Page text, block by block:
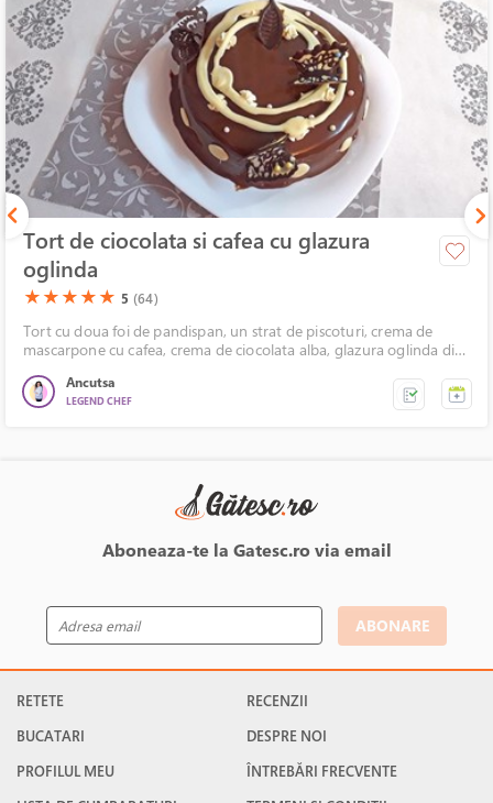
Tort de ciocolata si cafea cu glazura
oglinda
(*)
★(*)
★(*)
★(*)
★(*)
★ 5 (64)
Tort cu doua foi de pandispan, un strat de piscoturi, crema de
mascarpone cu cafea, crema de ciocolata alba, glazura oglinda din
Ancutsa
LEGEND CHEF
Aboneaza-te la Gatesc.ro via email
ABONARE
RETETE
BUCATARI
PROFILUL MEU
RECENZII
DESPRE NOI
ÎNTREBĂRI FRECVENTE